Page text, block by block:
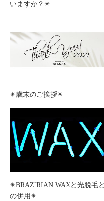
いますか？✴︎
✴︎歳末のご挨拶✴︎
✴︎BRAZIRIAN WAXと光脱毛と
の併用✴︎